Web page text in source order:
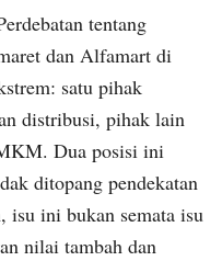
tentang
dan Alfamart di
satu pihak
distribusi, pihak lain
Dua posisi ini
ditopang pendekatan
ini bukan semata isu
nilai tambah dan